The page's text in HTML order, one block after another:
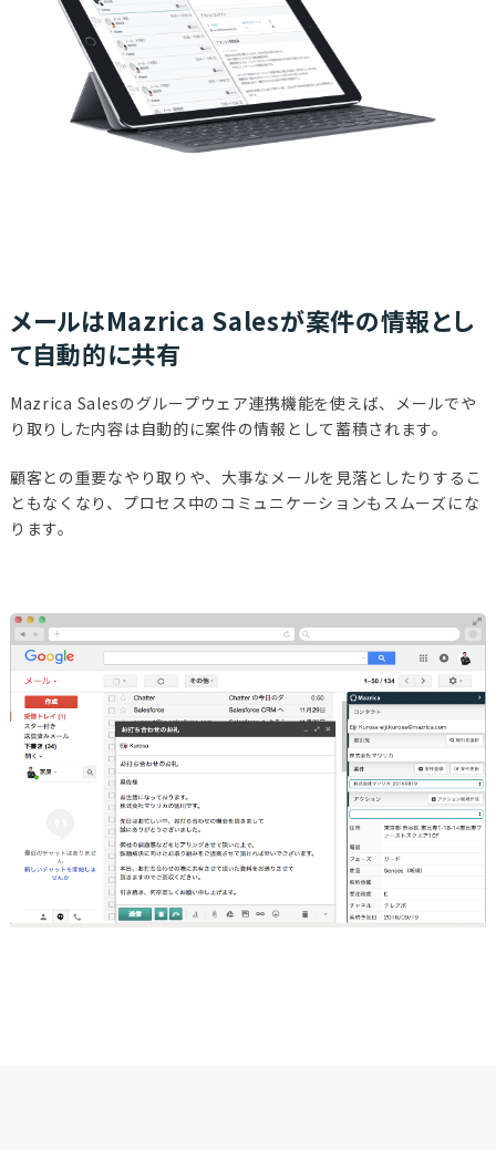
メールはMazrica Salesが案件の情報とし
て自動的に共有
Mazrica Salesのグループウェア連携機能を使えば、メールでや
り取りした内容は自動的に案件の情報として蓄積されます。
顧客との重要なやり取りや、大事なメールを見落としたりするこ
ともなくなり、プロセス中のコミュニケーションもスムーズにな
ります。